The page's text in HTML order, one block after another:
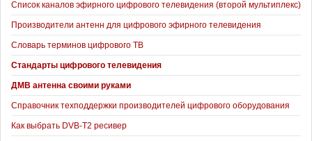
Список каналов эфирного цифрового телевидения (второй мультиплекс)
Производители антенн для цифрового эфирного телевидения
Словарь терминов цифрового ТВ
Стандарты цифрового телевидения
ДМВ антенна своими руками
Справочник техподдержки производителей цифрового оборудования
Как выбрать DVB-T2 ресивер